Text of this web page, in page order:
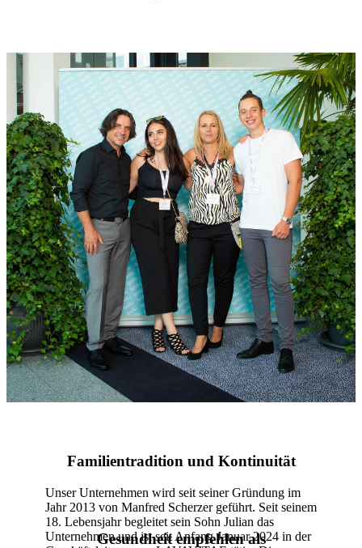
Familientradition und Kontinuität
Unser Unternehmen wird seit seiner Gründung im
Jahr 2013 von Manfred Scherzer geführt. Seit seinem
18. Lebensjahr begleitet sein Sohn Julian das
Unternehmen und ist seit Anfang Januar 2024 in der
Gesundheit empfehlen als